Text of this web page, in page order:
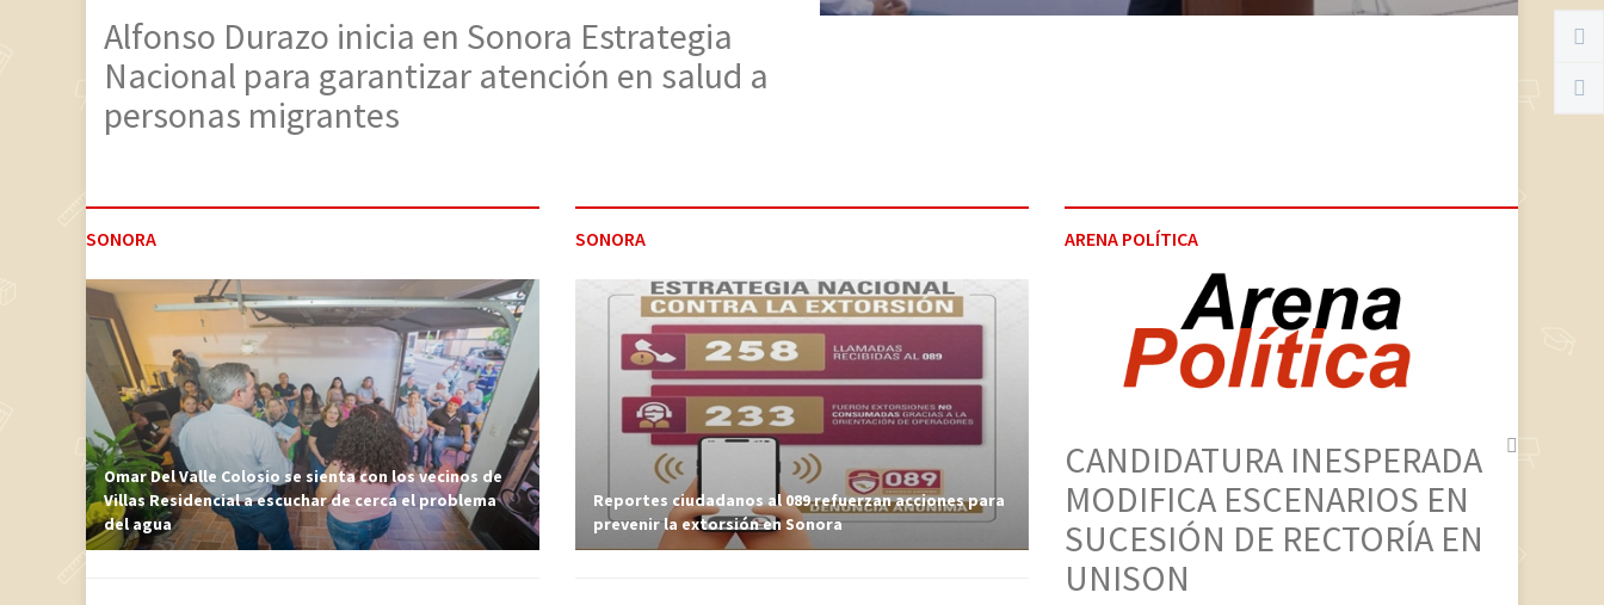
Alfonso Durazo inicia en Sonora Estrategia
Nacional para garantizar atención en salud a
personas migrantes
SONORA
Omar Del Valle Colosio se sienta con los vecinos de
Villas Residencial a escuchar de cerca el problema
del agua
SONORA
Reportes ciudadanos al 089 refuerzan acciones para
prevenir la extorsión en Sonora
ARENA POLÍTICA
CANDIDATURA INESPERADA
MODIFICA ESCENARIOS EN
SUCESIÓN DE RECTORÍA EN
UNISON